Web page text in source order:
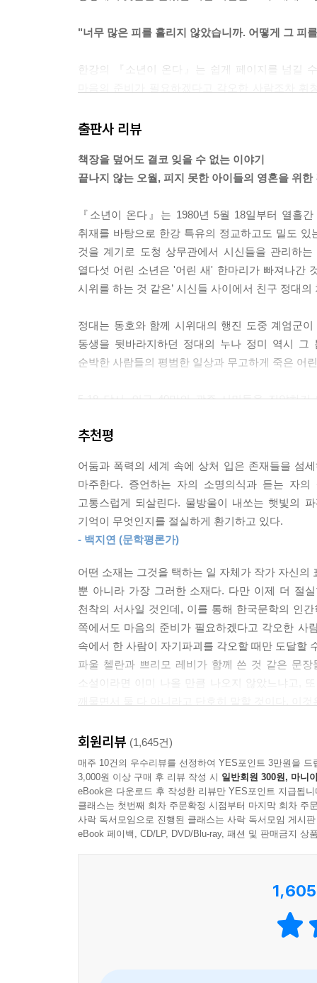
"너무 많은 피를 흘리지 않았습니까. 어떻게 그 피
한강의 『소년이 온다』는 쉽게 페이지를 넘길
생생합니다. 그저 그런 슬픈 이야기가 아닙니다.
"114 버튼을 누르고 기다렸다. 도청 민원실 부탁
까. 얼마나 됐다고, 어떻게 벌써 그럴 수 있습니까."
그들의 몸은 왜 열십자로 겹겹이 포개져 있어야
아직도 그날의 진실은 채 밝혀지지 않았을까요.
"우리는 고귀해."
아직 책을 읽지 않은 분들은 물론, 이미 읽은 분들
여전히 더 많은 사람들이 이 책을 읽어야 한다고
출판사 리뷰
책장을 덮어도 결코 잊을 수 없는 이야기
끝나지 않는 오월, 피지 못한 아이들의 영혼을 위한
『소년이 온다』는 1980년 5월 18일부터 열흘
취재를 바탕으로 한강 특유의 정교하고도 밀도
것을 계기로 도청 상무관에서 시신들을 관리하
열다섯 어린 소년은 '어린 새' 한마리가 빠져나간
시위를 하는 것 같은’ 시신들 사이에서 친구 정대
정대는 동호와 함께 시위대의 행진 도중 계엄군
동생을 뒷바라지하던 정대의 누나 정미 역시 그
순박한 사람들의 평범한 일상과 무고하게 죽은 어
5·18 당시, 인구 40만의 광주 시민들을 진압하
‘세상에서 가장 거대하고 숭고한 심장의 맥박’
살아 있다는 것이 오히려 치욕스러운 고통이
현재진행형으로 이어지고 있다.
당시 수피아여고 3학년 시절에 5·18을 겪은 ‘김
일하면서 담당 원고의 검열 문제로 서대문경찰서
위해 노조활동을 하다 쫓겨난 ‘임선주’는 이후
고문을 당한다. 상무관에서 활발하게 활동하던 대
했고, 출소 후 트라우마로 고통받다 결국 자살하
잔인성’으로 과거뿐 아니라 지금까지도, 우리나
던진다.
펼쳐 보이며 그들의 아픔을 어루만지고 그 시대
혼자서 힘겹게 견뎌내야 하는 매일을 되새기며,
아래를 걷다가, 잘 마른 깨끗한 홑청 같은 바람이
건너가지 못한 동호, 이런 아침을 다시는 만나지
인간으로서의 우리가 이들에게 어떠한 대답을
상처 입은 영혼들이 “밝은 쪽으로, 빛이 비치는
추천평
어둠과 폭력의 세계 속에 상처 입은 존재들을 섬
마주한다. 증언하는 자의 소명의식과 듣는 자
고통스럽게 되살린다. 물방울이 내쏘는 햇빛의
기억이 무엇인지를 절실하게 환기하고 있다.
- 백지연 (문학평론가)
어떤 소재는 그것을 택하는 일 자체가 작가 자신의
뿐 아니라 가장 그러한 소재다. 다만 이제 더 절
천착의 서사일 것인데, 이를 통해 한국문학의 인
쪽에서도 마음의 준비가 필요하겠다고 각오한 사
속에서 한 사람이 자기파괴를 각오할 때만 도달할
파울 첼란과 쁘리모 레비가 함께 쓴 것 같은 문
소설이라면 이미 나올 만큼 나오지 않았느냐고,
회원리뷰 (1,645건)
매주 10건의 우수리뷰를 선정하여 YES포인트 3만원을 드
3,000원 이상 구매 후 리뷰 작성 시 일반회원 300원, 마니
eBook은 다운로드 후 작성한 리뷰만 YES포인트 지급됩니
클래스는 첫번째 회차 주문확정 시점부터 마지막 회차 주
사락 독서모임으로 진행된 클래스는 사락 독서모임 게시
eBook 페이백, CD/LP, DVD/Blu-ray, 패션 및 판매금지 상
1,605